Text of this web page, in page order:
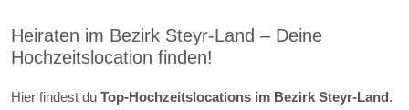
Heiraten im Bezirk Steyr-Land – Deine
Hochzeitslocation finden!
Hier findest du Top-Hochzeitslocations im Bezirk Steyr-Land.